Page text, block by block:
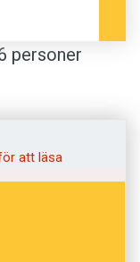
personer
att läsa